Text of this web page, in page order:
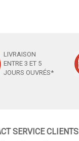
LIVRAISON
ENTRE 3 ET 5
JOURS OUVRÉS*
SERVICE CLIENTS